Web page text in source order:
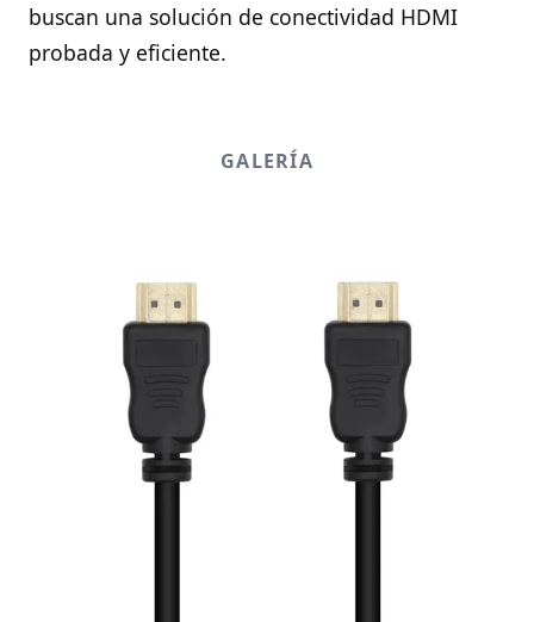
buscan una solución de conectividad HDMI
probada y eficiente.
GALERÍA